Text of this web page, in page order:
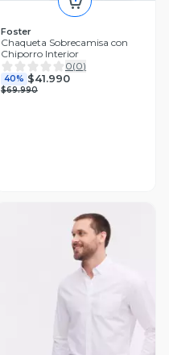
Foster
Chaqueta Sobrecamisa con
Chiporro Interior
0(0)
40% $41.990
$69.990